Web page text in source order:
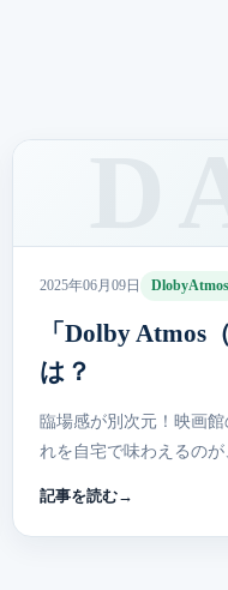
2025年06月09日 DlobyAtmos
「Dolby Atmos
は？
臨場感が別次元！映画
れを自宅で味わえるの
記事を読む